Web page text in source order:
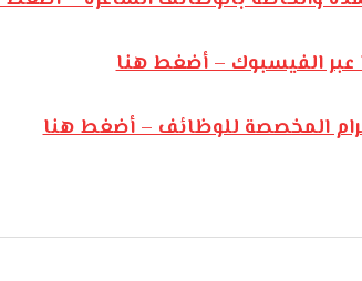
عبر الفيسبوك – أضغط هنا
المخصصة للوظائف – أضغط هنا